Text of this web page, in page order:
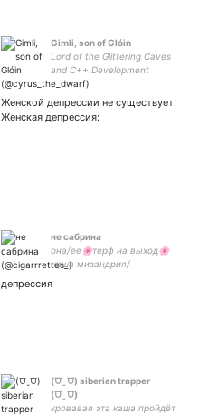
Gimli, son of Glóin
Lord of the Glittering Caves
and C++ Development
Женской депрессии не существует!
Женская депрессия:
не сабрина
она/ее🌸терф на выход🌸
наша мизандрия/
недостаточна🌸
депрессия
(⩌ˬ⩌) siberian trapper
(⩌ˬ⩌)
кровавая эта каша пройдёт